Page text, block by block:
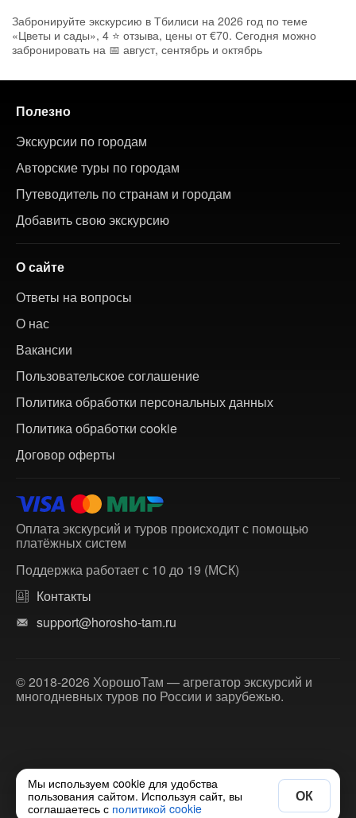
Забронируйте экскурсию в Тбилиси на 2026 год по теме
«Цветы и сады», 4 ⭐ отзыва, цены от €70. Сегодня можно
забронировать на 📅 август, сентябрь и октябрь
Полезно
Экскурсии по городам
Авторские туры по городам
Путеводитель по странам и городам
Добавить свою экскурсию
О сайте
Ответы на вопросы
О нас
Вакансии
Пользовательское соглашение
Политика обработки персональных данных
Политика обработки cookie
Договор оферты
Оплата экскурсий и туров происходит с помощью
платёжных систем
Поддержка работает с 10 до 19 (МСК)
Контакты
support@horosho-tam.ru
© 2018-2026 ХорошоТам — агрегатор экскурсий и
многодневных туров по России и зарубежью.
Мы используем cookie для удобства
пользования сайтом. Используя сайт, вы
соглашаетесь с политикой cookie
ОК